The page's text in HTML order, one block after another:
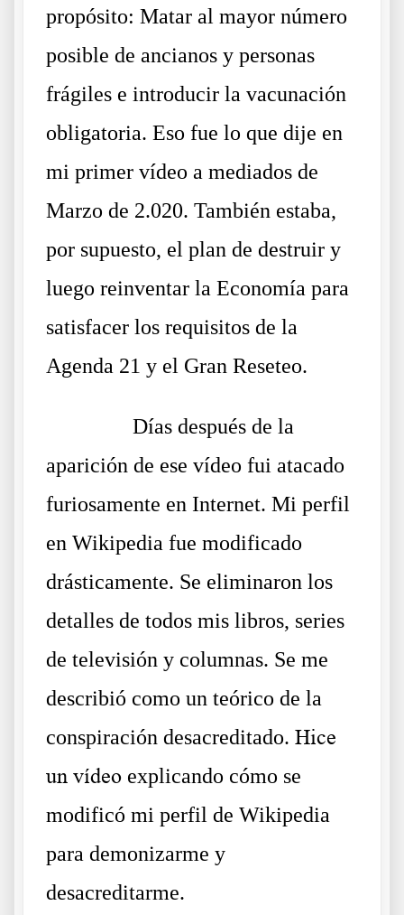
propósito: Matar al mayor número
posible de ancianos y personas
frágiles e introducir la vacunación
obligatoria. Eso fue lo que dije en
mi primer vídeo a mediados de
Marzo de 2.020. También estaba,
por supuesto, el plan de destruir y
luego reinventar la Economía para
satisfacer los requisitos de la
Agenda 21 y el Gran Reseteo.
Días después de la
aparición de ese vídeo fui atacado
furiosamente en Internet. Mi perfil
en Wikipedia fue modificado
drásticamente. Se eliminaron los
detalles de todos mis libros, series
de televisión y columnas. Se me
describió como un teórico de la
conspiración desacreditado. Hice
un vídeo explicando cómo se
modificó mi perfil de Wikipedia
para demonizarme y
desacreditarme.